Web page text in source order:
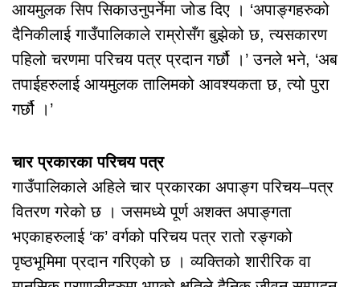
आयमुलक सिप सिकाउनुपर्नेमा जोड दिए । ‘अपाङ्गहरुको
दैनिकीलाई गाउँपालिकाले राम्रोसँग बुझेको छ, त्यसकारण
पहिलो चरणमा परिचय पत्र प्रदान गर्छौ ।’ उनले भने, ‘अब
तपाईहरुलाई आयमुलक तालिमको आवश्यकता छ, त्यो पुरा
गर्छौ ।’
चार प्रकारका परिचय पत्र
गाउँपालिकाले अहिले चार प्रकारका अपाङ्ग परिचय–पत्र
वितरण गरेको छ । जसमध्ये पूर्ण अशक्त अपाङ्गता
भएकाहरुलाई ‘क’ वर्गको परिचय पत्र रातो रङ्गको
पृष्ठभूमिमा प्रदान गरिएको छ । व्यक्तिको शारीरिक वा